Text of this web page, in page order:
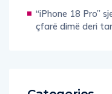
“iPhone 18 Pro”
çfarë dimë deri